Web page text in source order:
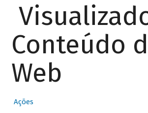
Conteúdo
Web
Ações